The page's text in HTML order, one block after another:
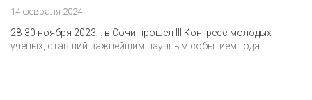
14 февраля 2024
28-30 ноября 2023г. в Сочи прошел III Конгресс молодых
ученых, ставший важнейшим научным событием года